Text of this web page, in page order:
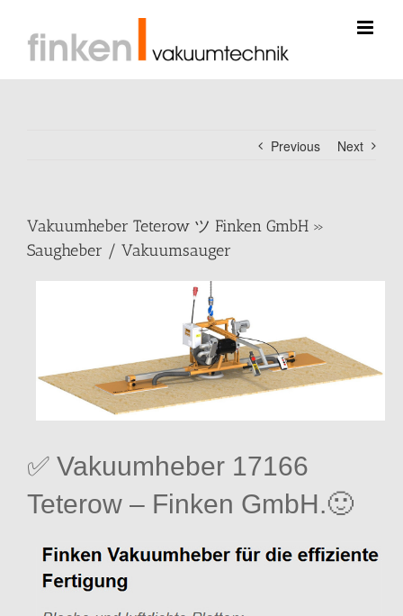
content
Previous Next
Vakuumheber Teterow ツ Finken GmbH »
Saugheber / Vakuumsauger
✅ Vakuumheber 17166
Teterow – Finken GmbH.🙂